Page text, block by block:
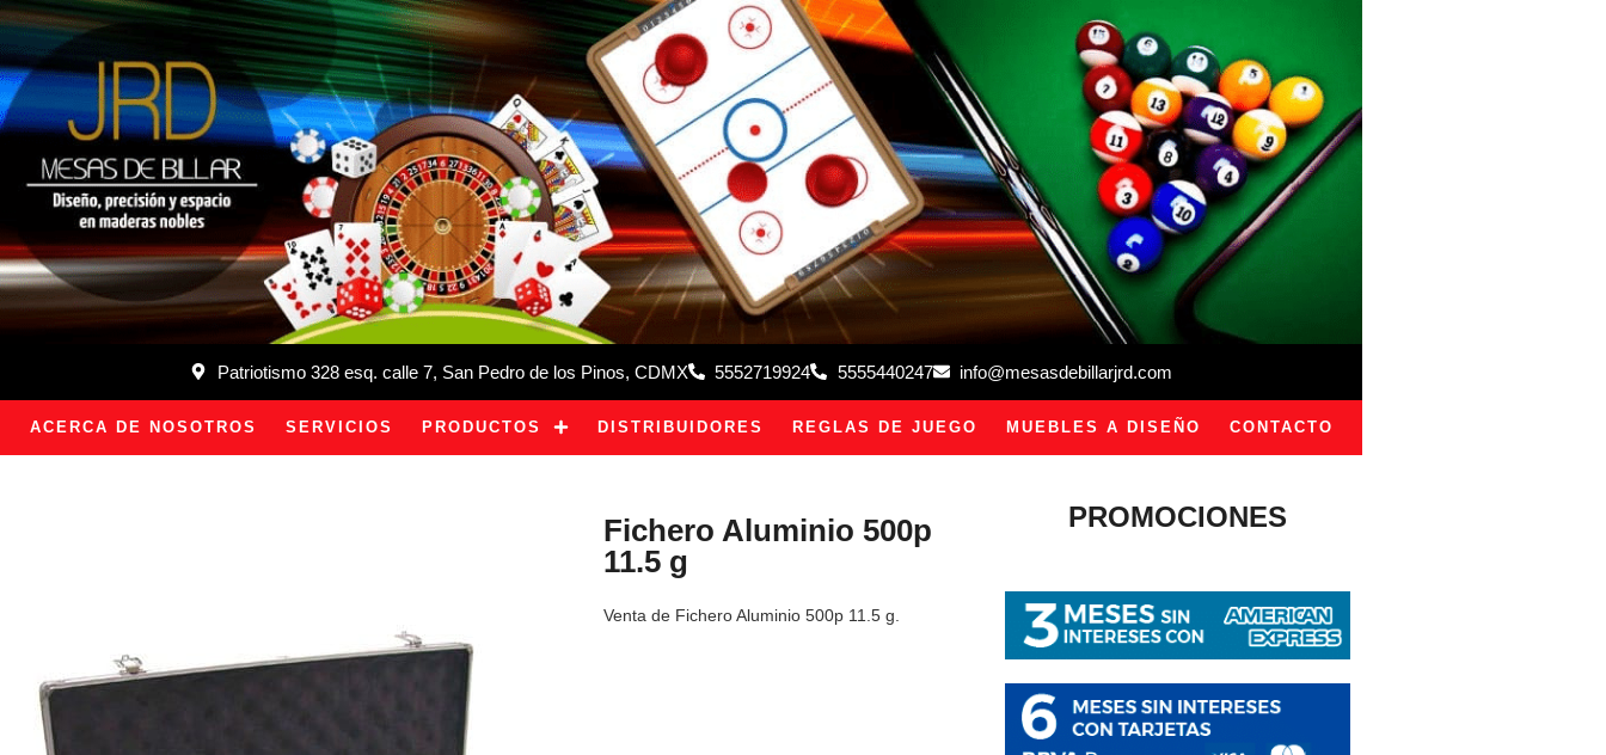
Patriotismo 328 esq. calle 7, San Pedro de los Pinos, CDMX 5552719924 5555440247 info@mesasdebillarjrd.com
ACERCA DE NOSOTROS SERVICIOS PRODUCTOS DISTRIBUIDORES REGLAS DE JUEGO MUEBLES A DISEÑO CONTACTO
Fichero Aluminio 500p
11.5 g
Venta de Fichero Aluminio 500p 11.5 g.
PROMOCIONES